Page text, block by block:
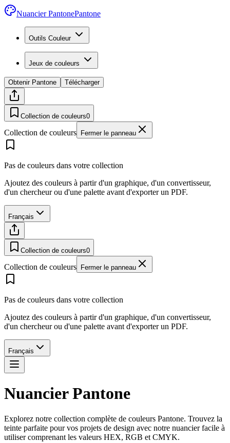
Nuancier PantonePantone
Outils Couleur
Jeux de couleurs
Obtenir Pantone Télécharger
Collection de couleurs0
Collection de couleurs Fermer le panneau
Pas de couleurs dans votre collection
Ajoutez des couleurs à partir d'un graphique, d'un convertisseur,
d'un chercheur ou d'une palette avant d'exporter un PDF.
Français
Collection de couleurs0
Collection de couleurs Fermer le panneau
Pas de couleurs dans votre collection
Ajoutez des couleurs à partir d'un graphique, d'un convertisseur,
d'un chercheur ou d'une palette avant d'exporter un PDF.
Français
Nuancier Pantone
Explorez notre collection complète de couleurs Pantone. Trouvez la
teinte parfaite pour vos projets de design avec notre nuancier facile à
utiliser comprenant les valeurs HEX, RGB et CMYK.